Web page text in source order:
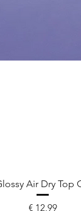
Air Dry Top
Prijs
€ 12,99